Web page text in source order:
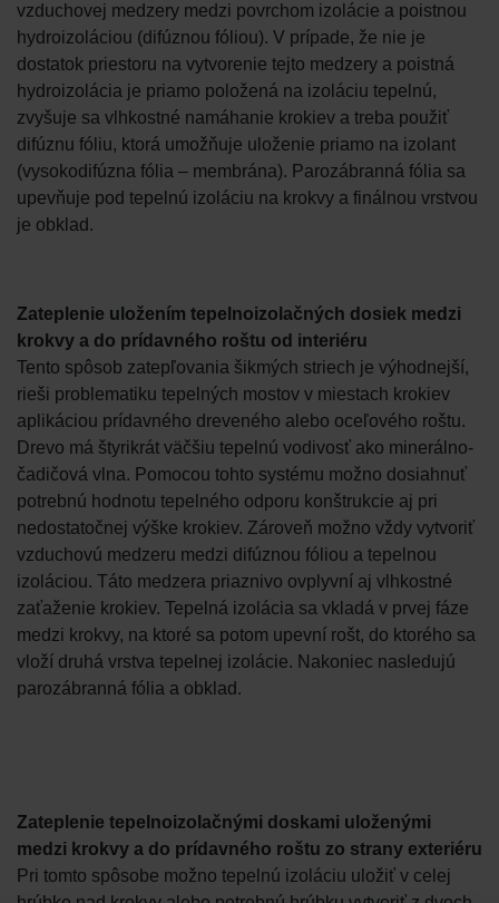
vzduchovej medzery medzi povrchom izolácie a poistnou
hydroizoláciou (difúznou fóliou). V prípade, že nie je
dostatok priestoru na vytvorenie tejto medzery a poistná
hydroizolácia je priamo položená na izoláciu tepelnú,
zvyšuje sa vlhkostné namáhanie krokiev a treba použiť
difúznu fóliu, ktorá umožňuje uloženie priamo na izolant
(vysokodifúzna fólia – membrána). Parozábranná fólia sa
upevňuje pod tepelnú izoláciu na krokvy a finálnou vrstvou
je obklad.
Zateplenie uložením tepelnoizolačných dosiek medzi
krokvy a do prídavného roštu od interiéru
Tento spôsob zatepľovania šikmých striech je výhodnejší,
rieši problematiku tepelných mostov v miestach krokiev
aplikáciou prídavného dreveného alebo oceľového roštu.
Drevo má štyrikrát väčšiu tepelnú vodivosť ako minerálno-
čadičová vlna. Pomocou tohto systému možno dosiahnuť
potrebnú hodnotu tepelného odporu konštrukcie aj pri
nedostatočnej výške krokiev. Zároveň možno vždy vytvoriť
vzduchovú medzeru medzi difúznou fóliou a tepelnou
izoláciou. Táto medzera priaznivo ovplyvní aj vlhkostné
zaťaženie krokiev. Tepelná izolácia sa vkladá v prvej fáze
medzi krokvy, na ktoré sa potom upevní rošt, do ktorého sa
vloží druhá vrstva tepelnej izolácie. Nakoniec nasledujú
parozábranná fólia a obklad.
Zateplenie tepelnoizolačnými doskami uloženými
medzi krokvy a do prídavného roštu zo strany exteriéru
Pri tomto spôsobe možno tepelnú izoláciu uložiť v celej